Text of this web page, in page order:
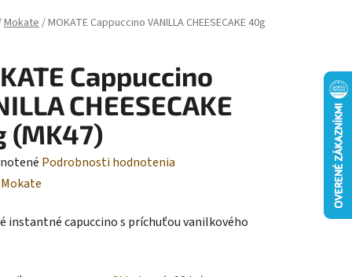
Mokate/MOKATE Cappuccino VANILLA CHEESECAKE 40g
Cappuccino
CHEESECAKE
(MK47)
Podrobnosti hodnotenia
Mokate
instantné capuccino s príchuťou vanilkového